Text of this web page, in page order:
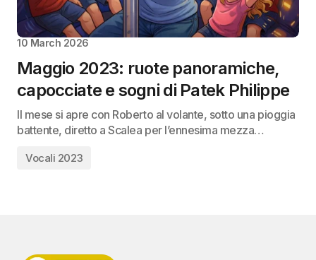
10 March 2026
Maggio 2023: ruote panoramiche,
capocciate e sogni di Patek Philippe
Il mese si apre con Roberto al volante, sotto una pioggia
battente, diretto a Scalea per l’ennesima mezza…
Vocali 2023